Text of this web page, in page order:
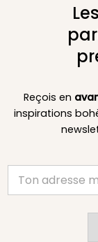
Reçois en
inspirations